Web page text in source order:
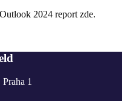
2024 report zde.
1